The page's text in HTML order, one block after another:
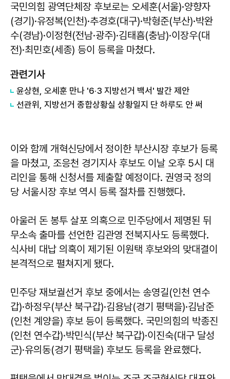
국민의힘 광역단체장 후보로는 오세훈(서울)·양향자
(경기)·유정복(인천)·추경호(대구)·박형준(부산)·박완
수(경남)·이정현(전남·광주)·김태흠(충남)·이장우(대
전)·최민호(세종) 등이 등록을 마쳤다.
관련기사
윤상현, 오세훈 만나 '6·3 지방선거 백서' 발간 제안
선관위, 지방선거 종합상황실 상황일지 단 하루도 안 써
이와 함께 개혁신당에서 정이한 부산시장 후보가 등록
을 마쳤고, 조응천 경기지사 후보도 이날 오후 5시 대
리인을 통해 신청서를 제출할 예정이다. 권영국 정의
당 서울시장 후보 역시 등록 절차를 진행했다.
아울러 돈 봉투 살포 의혹으로 민주당에서 제명된 뒤
무소속 출마를 선언한 김관영 전북지사도 등록했다.
식사비 대납 의혹이 제기된 이원택 후보와의 맞대결이
본격적으로 펼쳐지게 됐다.
민주당 재보궐선거 후보 중에서는 송영길(인천 연수
갑)·하정우(부산 북구갑)·김용남(경기 평택을)·김남준
(인천 계양을) 후보 등이 등록했다. 국민의힘의 박종진
(인천 연수갑)·박민식(부산 북구갑)·이진숙(대구 달성
군)·유의동(경기 평택을) 후보도 등록을 완료했다.